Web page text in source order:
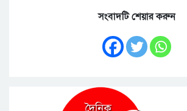
সংবাদটি শেয়ার করুন